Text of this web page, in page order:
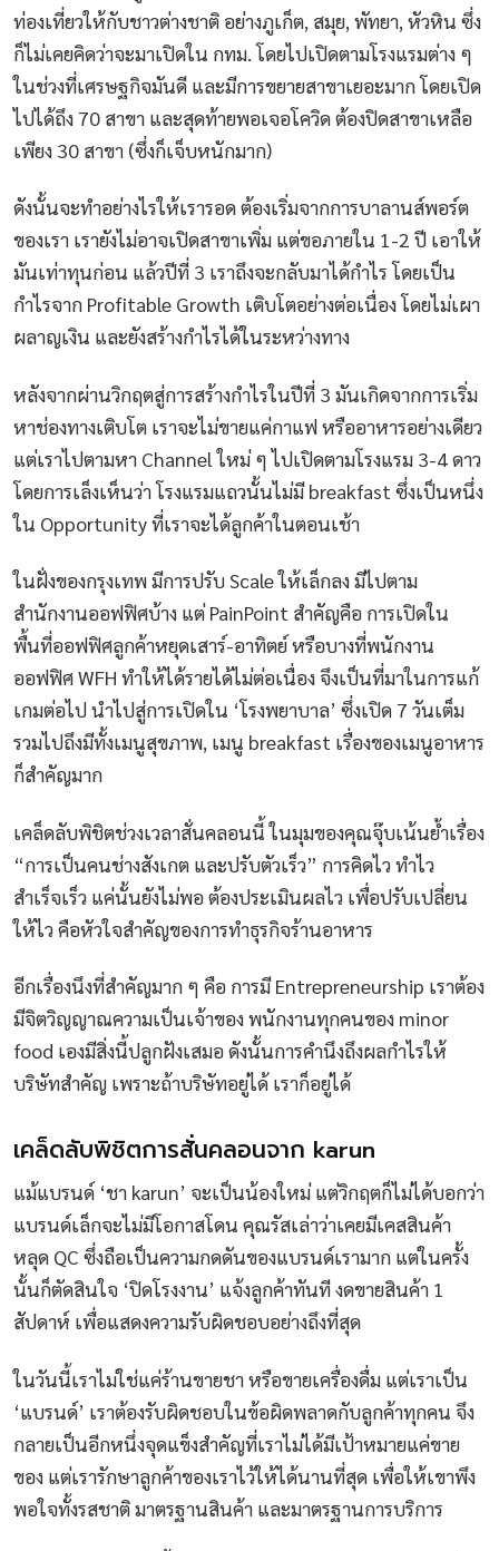
ท่องเที่ยวให้กับชาวต่างชาติ อย่างภูเก็ต, สมุย, พัทยา, หัวหิน ซึ่ง
ก็ไม่เคยคิดว่าจะมาเปิดใน กทม. โดยไปเปิดตามโรงแรมต่าง ๆ
ในช่วงที่เศรษฐกิจมันดี และมีการขยายสาขาเยอะมาก โดยเปิด
ไปได้ถึง 70 สาขา และสุดท้ายพอเจอโควิด ต้องปิดสาขาเหลือ
เพียง 30 สาขา (ซึ่งก็เจ็บหนักมาก)
ดังนั้นจะทำอย่างไรให้เรารอด ต้องเริ่มจากการบาลานส์พอร์ต
ของเรา เรายังไม่อาจเปิดสาขาเพิ่ม แต่ขอภายใน 1-2 ปี เอาให้
มันเท่าทุนก่อน แล้วปีที่ 3 เราถึงจะกลับมาได้กำไร โดยเป็น
กำไรจาก Profitable Growth เติบโตอย่างต่อเนื่อง โดยไม่เผา
ผลาญเงิน และยังสร้างกำไรได้ในระหว่างทาง
หลังจากผ่านวิกฤตสู่การสร้างกำไรในปีที่ 3 มันเกิดจากการเริ่ม
หาช่องทางเติบโต เราจะไม่ขายแค่กาแฟ หรืออาหารอย่างเดียว
แต่เราไปตามหา Channel ใหม่ ๆ ไปเปิดตามโรงแรม 3-4 ดาว
โดยการเล็งเห็นว่า โรงแรมแถวนั้นไม่มี breakfast ซึ่งเป็นหนึ่ง
ใน Opportunity ที่เราจะได้ลูกค้าในตอนเช้า
ในฝั่งของกรุงเทพ มีการปรับ Scale ให้เล็กลง มีไปตาม
สำนักงานออฟฟิศบ้าง แต่ PainPoint สำคัญคือ การเปิดใน
พื้นที่ออฟฟิศลูกค้าหยุดเสาร์-อาทิตย์ หรือบางที่พนักงาน
ออฟฟิศ WFH ทำให้ได้รายได้ไม่ต่อเนื่อง จึงเป็นที่มาในการแก้
เกมต่อไป นำไปสู่การเปิดใน ‘โรงพยาบาล’ ซึ่งเปิด 7 วันเต็ม
รวมไปถึงมีทั้งเมนูสุขภาพ, เมนู breakfast เรื่องของเมนูอาหาร
ก็สำคัญมาก
เคล็ดลับพิชิตช่วงเวลาสั่นคลอนนี้ ในมุมของคุณจุ๊บเน้นย้ำเรื่อง
“การเป็นคนช่างสังเกต และปรับตัวเร็ว” การคิดไว ทำไว
สำเร็จเร็ว แค่นั้นยังไม่พอ ต้องประเมินผลไว เพื่อปรับเปลี่ยน
ให้ไว คือหัวใจสำคัญของการทำธุรกิจร้านอาหาร
อีกเรื่องนึงที่สำคัญมาก ๆ คือ การมี Entrepreneurship เราต้อง
มีจิตวิญญาณความเป็นเจ้าของ พนักงานทุกคนของ minor
food เองมีสิ่งนี้ปลูกฝังเสมอ ดังนั้นการคำนึงถึงผลกำไรให้
บริษัทสำคัญ เพราะถ้าบริษัทอยู่ได้ เราก็อยู่ได้
เคล็ดลับพิชิตการสั่นคลอนจาก karun
แม้แบรนด์ ‘ชา karun’ จะเป็นน้องใหม่ แต่วิกฤตก็ไม่ได้บอกว่า
แบรนด์เล็กจะไม่มีโอกาสโดน คุณรัสเล่าว่าเคยมีเคสสินค้า
หลุด QC ซึ่งถือเป็นความกดดันของแบรนด์เรามาก แต่ในครั้ง
นั้นก็ตัดสินใจ ‘ปิดโรงงาน’ แจ้งลูกค้าทันที งดขายสินค้า 1
สัปดาห์ เพื่อแสดงความรับผิดชอบอย่างถึงที่สุด
ในวันนี้เราไม่ใช่แค่ร้านขายชา หรือขายเครื่องดื่ม แต่เราเป็น
‘แบรนด์’ เราต้องรับผิดชอบในข้อผิดพลาดกับลูกค้าทุกคน จึง
กลายเป็นอีกหนึ่งจุดแข็งสำคัญที่เราไม่ได้มีเป้าหมายแค่ขาย
ของ แต่เรารักษาลูกค้าของเราไว้ให้ได้นานที่สุด เพื่อให้เขาพึง
พอใจทั้งรสชาติ มาตรฐานสินค้า และมาตรฐานการบริการ